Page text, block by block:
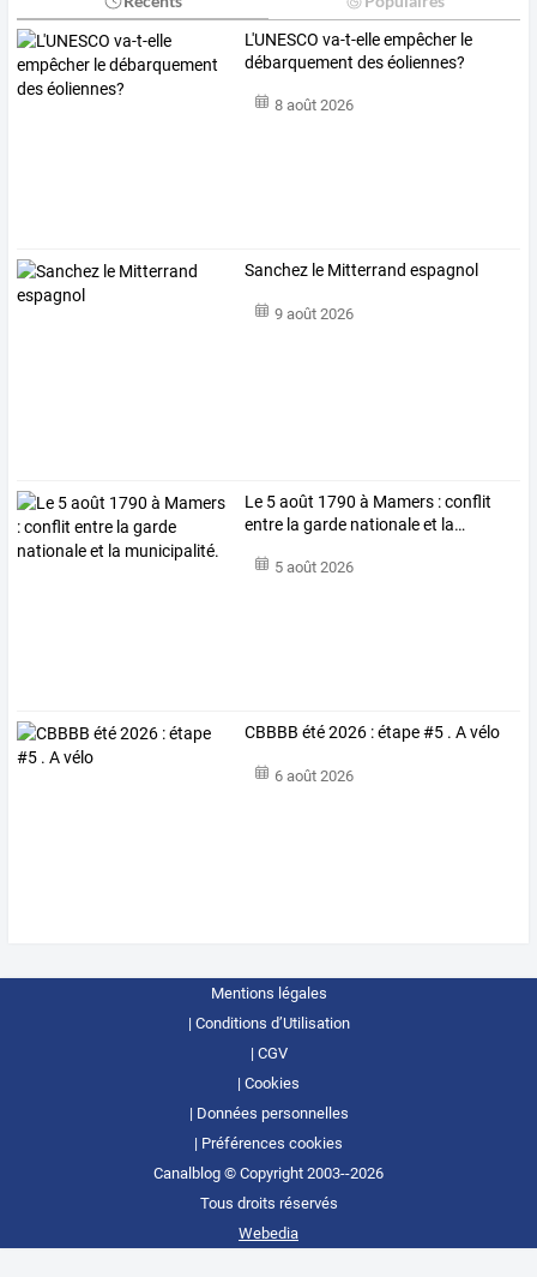
L'UNESCO va-t-elle empêcher le
débarquement des éoliennes?
8 août 2026
Sanchez le Mitterrand espagnol
9 août 2026
Le 5août 1790 à Mamers :conflit
entre la garde nationaleet la…
5 août 2026
CBBBB été 2026 : étape #5 . A vélo
6 août 2026
Mentions légales
Conditions d’Utilisation
CGV
Cookies
Données personnelles
Préférences cookies
Canalblog © Copyright 2003--2026
Tous droits réservés
Webedia